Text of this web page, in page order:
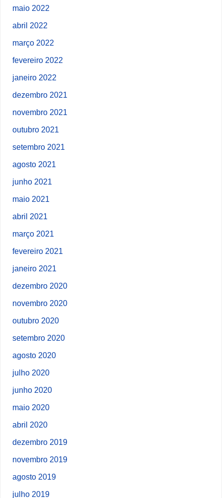
maio 2022
abril 2022
março 2022
fevereiro 2022
janeiro 2022
dezembro 2021
novembro 2021
outubro 2021
setembro 2021
agosto 2021
junho 2021
maio 2021
abril 2021
março 2021
fevereiro 2021
janeiro 2021
dezembro 2020
novembro 2020
outubro 2020
setembro 2020
agosto 2020
julho 2020
junho 2020
maio 2020
abril 2020
dezembro 2019
novembro 2019
agosto 2019
julho 2019